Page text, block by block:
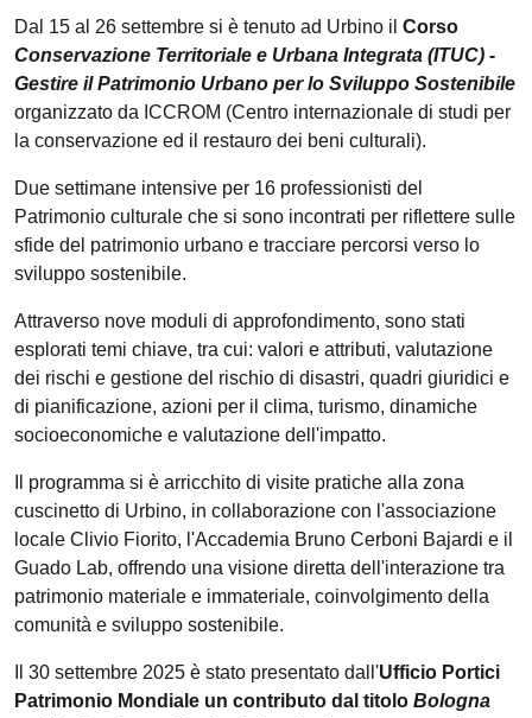
Dal 15 al 26 settembre si è tenuto ad Urbino il Corso
Conservazione Territoriale e Urbana Integrata (ITUC) -
Gestire il Patrimonio Urbano per lo Sviluppo Sostenibile
organizzato da ICCROM (Centro internazionale di studi per
la conservazione ed il restauro dei beni culturali).
Due settimane intensive per 16 professionisti del
Patrimonio culturale che si sono incontrati per riflettere sulle
sfide del patrimonio urbano e tracciare percorsi verso lo
sviluppo sostenibile.
Attraverso nove moduli di approfondimento, sono stati
esplorati temi chiave, tra cui: valori e attributi, valutazione
dei rischi e gestione del rischio di disastri, quadri giuridici e
di pianificazione, azioni per il clima, turismo, dinamiche
socioeconomiche e valutazione dell'impatto.
Il programma si è arricchito di visite pratiche alla zona
cuscinetto di Urbino, in collaborazione con l'associazione
locale Clivio Fiorito, l'Accademia Bruno Cerboni Bajardi e il
Guado Lab, offrendo una visione diretta dell'interazione tra
patrimonio materiale e immateriale, coinvolgimento della
comunità e sviluppo sostenibile.
Il 30 settembre 2025 è stato presentato dall'Ufficio Portici
Patrimonio Mondiale un contributo dal titolo Bologna